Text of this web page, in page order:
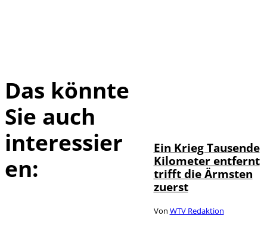
Das könnte
Sie auch
interessier
en:
Ein Krieg Tausende
Kilometer entfernt
trifft die Ärmsten
zuerst
Von WTV Redaktion